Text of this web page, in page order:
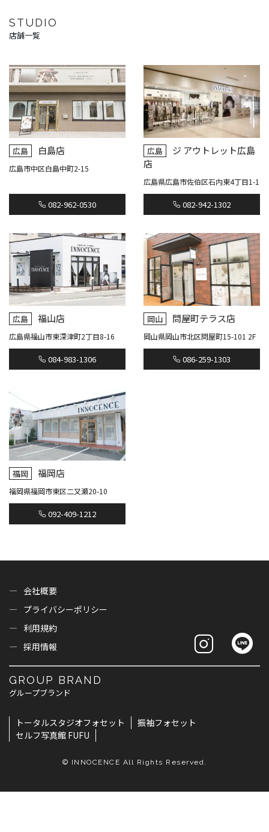
STUDIO
店舗一覧
広島 白島店
広島市中区白島中町2-15
082-962-0530
広島
ジ アウトレット広島
店
広島県広島市佐伯区石内東4丁目1-1
082-942-1302
広島 福山店
広島県福山市東深津町2丁目8-16
084-983-1306
岡山 問屋町テラス店
岡山県岡山市北区問屋町15-101 2F
086-259-1303
福岡 福岡店
福岡県福岡市東区二又瀬20-10
092-409-1212
会社概要
プライバシーポリシー
利用規約
採用情報
GROUP BRAND
グループブランド
トータルスタジオフォセット
振袖フォセット
セルフ写真館 FUFU
© INNOCENCE All Rights Reserved.